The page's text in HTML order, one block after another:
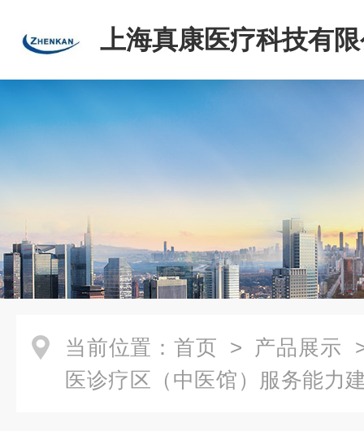
上海真康医疗科技有
当前位置： 首页 > 产品展示
医诊疗区（中医馆）服务能力